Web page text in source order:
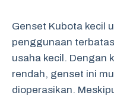
Genset Kubota kecil
penggunaan
usaha kecil. Dengan
rendah, genset ini
dioperasikan.